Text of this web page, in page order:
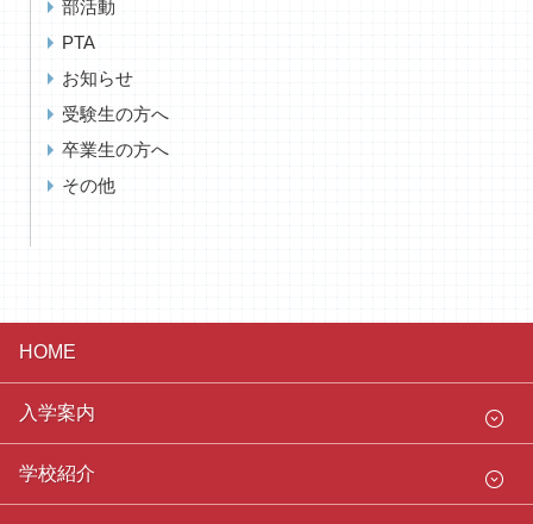
部活動
PTA
お知らせ
受験生の方へ
卒業生の方へ
その他
HOME
入学案内
学校紹介